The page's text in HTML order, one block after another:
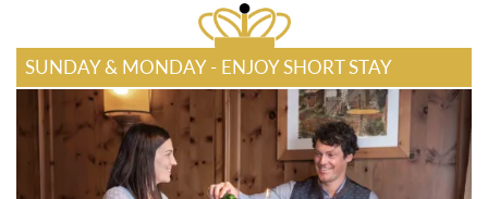
SUNDAY & MONDAY - ENJOY SHORT STAY